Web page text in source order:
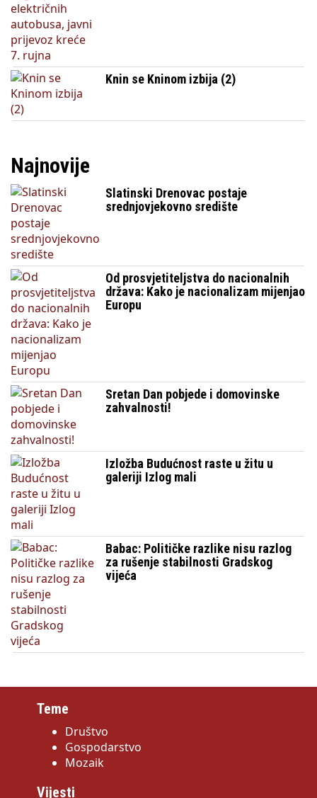
Knin se Kninom izbija (2)
Najnovije
Slatinski Drenovac postaje
srednjovjekovno središte
Od prosvjetiteljstva do nacionalnih
država: Kako je nacionalizam mijenjao
Europu
Sretan Dan pobjede i domovinske
zahvalnosti!
Izložba Budućnost raste u žitu u
galeriji Izlog mali
Babac: Političke razlike nisu razlog
za rušenje stabilnosti Gradskog
vijeća
Teme
Društvo
Gospodarstvo
Mozaik
Vijesti